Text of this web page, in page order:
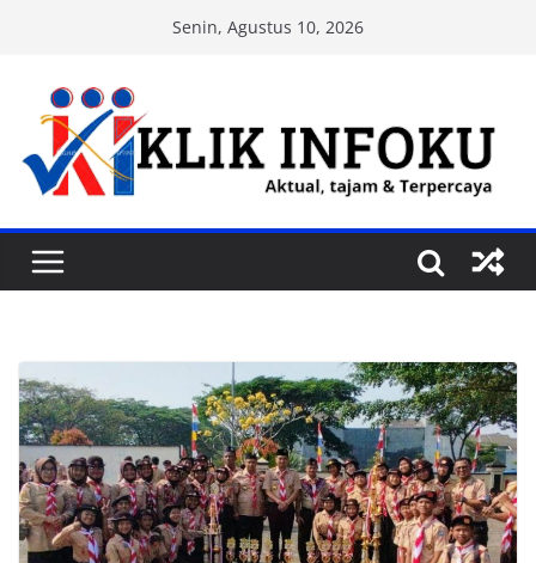
content
Senin, Agustus 10, 2026